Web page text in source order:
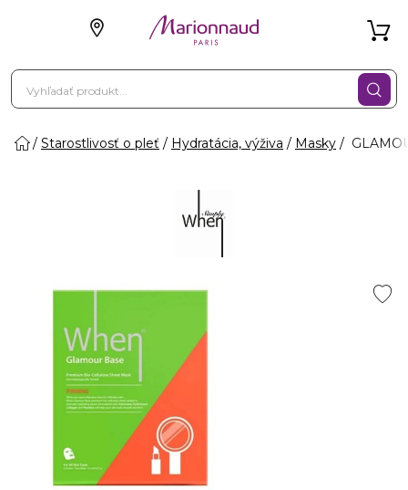
Starostlivosť o pleť Hydratácia, výživa Masky